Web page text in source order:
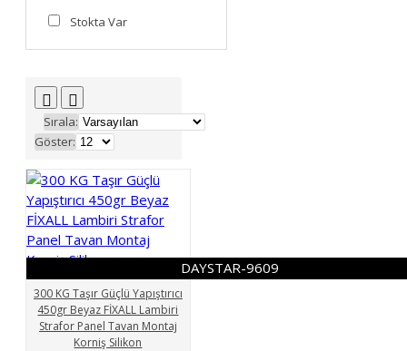
Stokta Var
Sırala:
Göster:
DAYSTAR-9609
300 KG Taşır Güçlü Yapıştırıcı
450gr Beyaz FİXALL Lambiri
Strafor Panel Tavan Montaj
Korniş Silikon